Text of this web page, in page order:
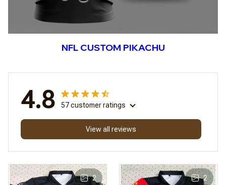
NFL CUSTOM PIKACHU
4.8 57 customer ratings
View all reviews
2 2